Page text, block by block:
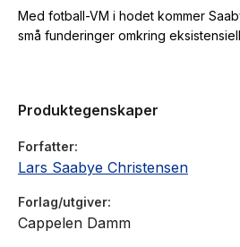
Med fotball-VM i hodet kommer
små funderinger omkring
Produktegenskaper
Forfatter
Lars Saabye Christensen
Forlag/utgiver
Cappelen Damm